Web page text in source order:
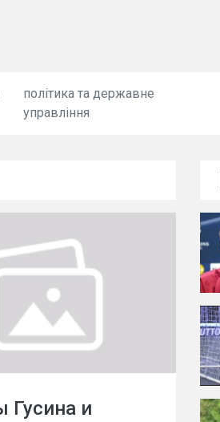
політика та державне
управління
Гусина и